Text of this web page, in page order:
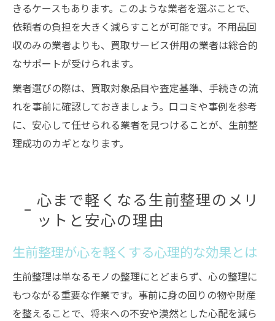
きるケースもあります。このような業者を選ぶことで、
依頼者の負担を大きく減らすことが可能です。不用品回
収のみの業者よりも、買取サービス併用の業者は総合的
なサポートが受けられます。
業者選びの際は、買取対象品目や査定基準、手続きの流
れを事前に確認しておきましょう。口コミや事例を参考
に、安心して任せられる業者を見つけることが、生前整
理成功のカギとなります。
心まで軽くなる生前整理のメリ
ットと安心の理由
生前整理が心を軽くする心理的な効果とは
生前整理は単なるモノの整理にとどまらず、心の整理に
もつながる重要な作業です。事前に身の回りの物や財産
を整えることで、将来への不安や漠然とした心配を減ら